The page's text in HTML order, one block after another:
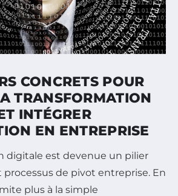
CONCRETS POUR
TRANSFORMATION
INTÉGRER
EN ENTREPRISE
digitale est devenue un pilier
de pivot entreprise. En
plus à la simple